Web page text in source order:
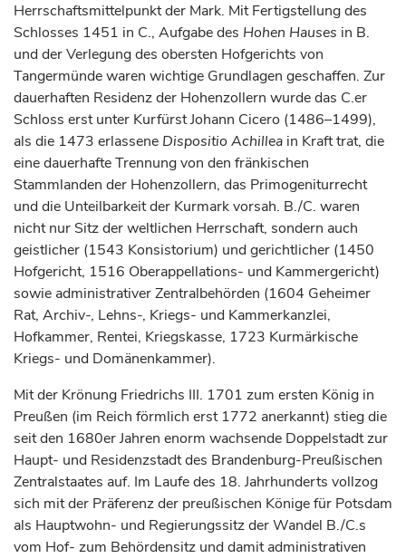
Herrschaftsmittelpunkt der Mark. Mit Fertigstellung des
Schlosses 1451 in C., Aufgabe des Hohen Hauses in B.
und der Verlegung des obersten Hofgerichts von
Tangermündewaren wichtige Grundlagen geschaffen. Zur
dauerhaften Residenz der Hohenzollern wurde das C.er
Schloss erst unter KurfürstJohann Cicero (1486–1499),
als die 1473 erlassene Dispositio Achillea in Kraft trat, die
eine dauerhafte Trennung von den fränkischen
Stammlanden der Hohenzollern, das Primogeniturrecht
und die Unteilbarkeit der Kurmark vorsah. B./C. waren
nicht nur Sitz der weltlichen Herrschaft, sondern auch
geistlicher (1543 Konsistorium) und gerichtlicher (1450
Hofgericht, 1516 Oberappellations- und Kammergericht)
sowie administrativer Zentralbehörden (1604 Geheimer
Rat, Archiv-, Lehns-, Kriegs- und Kammerkanzlei,
Hofkammer, Rentei, Kriegskasse, 1723 Kurmärkische
Kriegs- und Domänenkammer).
Mit der Krönung Friedrichs III. 1701 zum ersten König in
Preußen (im Reich förmlich erst 1772 anerkannt) stieg die
seit den 1680er Jahren enorm wachsende Doppelstadt zur
Haupt- und Residenzstadt des Brandenburg-Preußischen
Zentralstaates auf. Im Laufe des 18. Jahrhunderts vollzog
sich mit der Präferenz der preußischen Königefür Potsdam
als Hauptwohn- und Regierungssitz der Wandel B./C.s
vom Hof- zum Behördensitz und damit administrativen